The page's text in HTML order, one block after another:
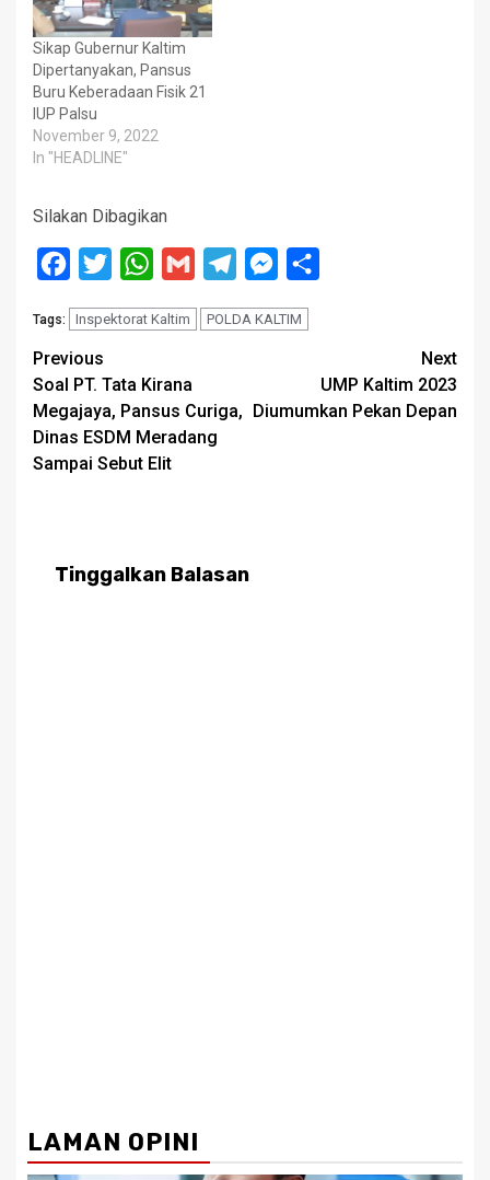
Sikap Gubernur Kaltim
Dipertanyakan, Pansus
Buru Keberadaan Fisik 21
IUP Palsu
November 9, 2022
In "HEADLINE"
Silakan Dibagikan
Facebook
Twitter WhatsApp
Gmail TelegramMessenger
Tags: Inspektorat Kaltim POLDA KALTIM
Post
navigation
Previous
Soal PT. Tata Kirana
Megajaya, Pansus Curiga,
Dinas ESDM Meradang
Sampai Sebut Elit
Next
UMP Kaltim 2023
Diumumkan Pekan Depan
Tinggalkan Balasan
LAMAN OPINI